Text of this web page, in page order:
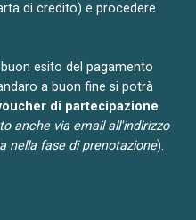
di credito) e procedere
esito del pagamento
a buon fine si potrà
di partecipazione
anche via email all'indirizzo
nella fase di prenotazione).